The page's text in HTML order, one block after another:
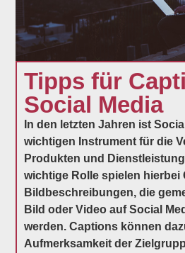
Tipps für
Social Media
In den letzten Jahren ist
wichtigen Instrument für die
Produkten und
wichtige Rolle spielen hierbei
Bildbeschreibungen, die
Bild oder Video auf Social
werden. Captions können
Aufmerksamkeit der